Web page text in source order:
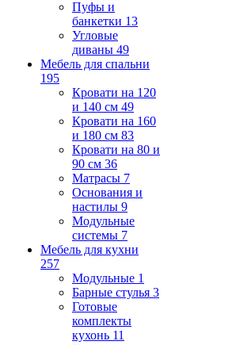
Пуфы и
банкетки 13
Угловые
диваны 49
Мебель для спальни
195
Кровати на 120
и 140 см 49
Кровати на 160
и 180 см 83
Кровати на 80 и
90 см 36
Матрасы 7
Основания и
настилы 9
Модульные
системы 7
Мебель для кухни
257
Модульные 1
Барные стулья 3
Готовые
комплекты
кухонь 11